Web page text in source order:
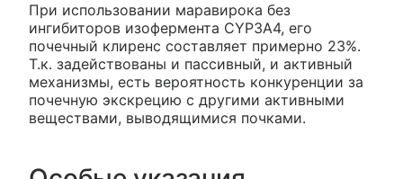
При использовании маравирока без
ингибиторов изофермента CYP3A4, его
почечный клиренс составляет примерно 23%.
Т.к. задействованы и пассивный, и активный
механизмы, есть вероятность конкуренции за
почечную экскрецию с другими активными
веществами, выводящимися почками.